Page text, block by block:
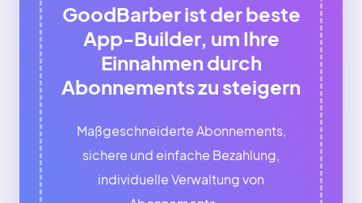
GoodBarber ist der beste
App-Builder, um Ihre
Einnahmen durch
Abonnements zu steigern
Maßgeschneiderte Abonnements,
sichere und einfache Bezahlung,
individuelle Verwaltung von